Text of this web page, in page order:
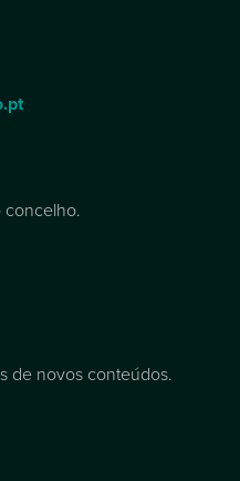
concelho.
de novos conteúdos.